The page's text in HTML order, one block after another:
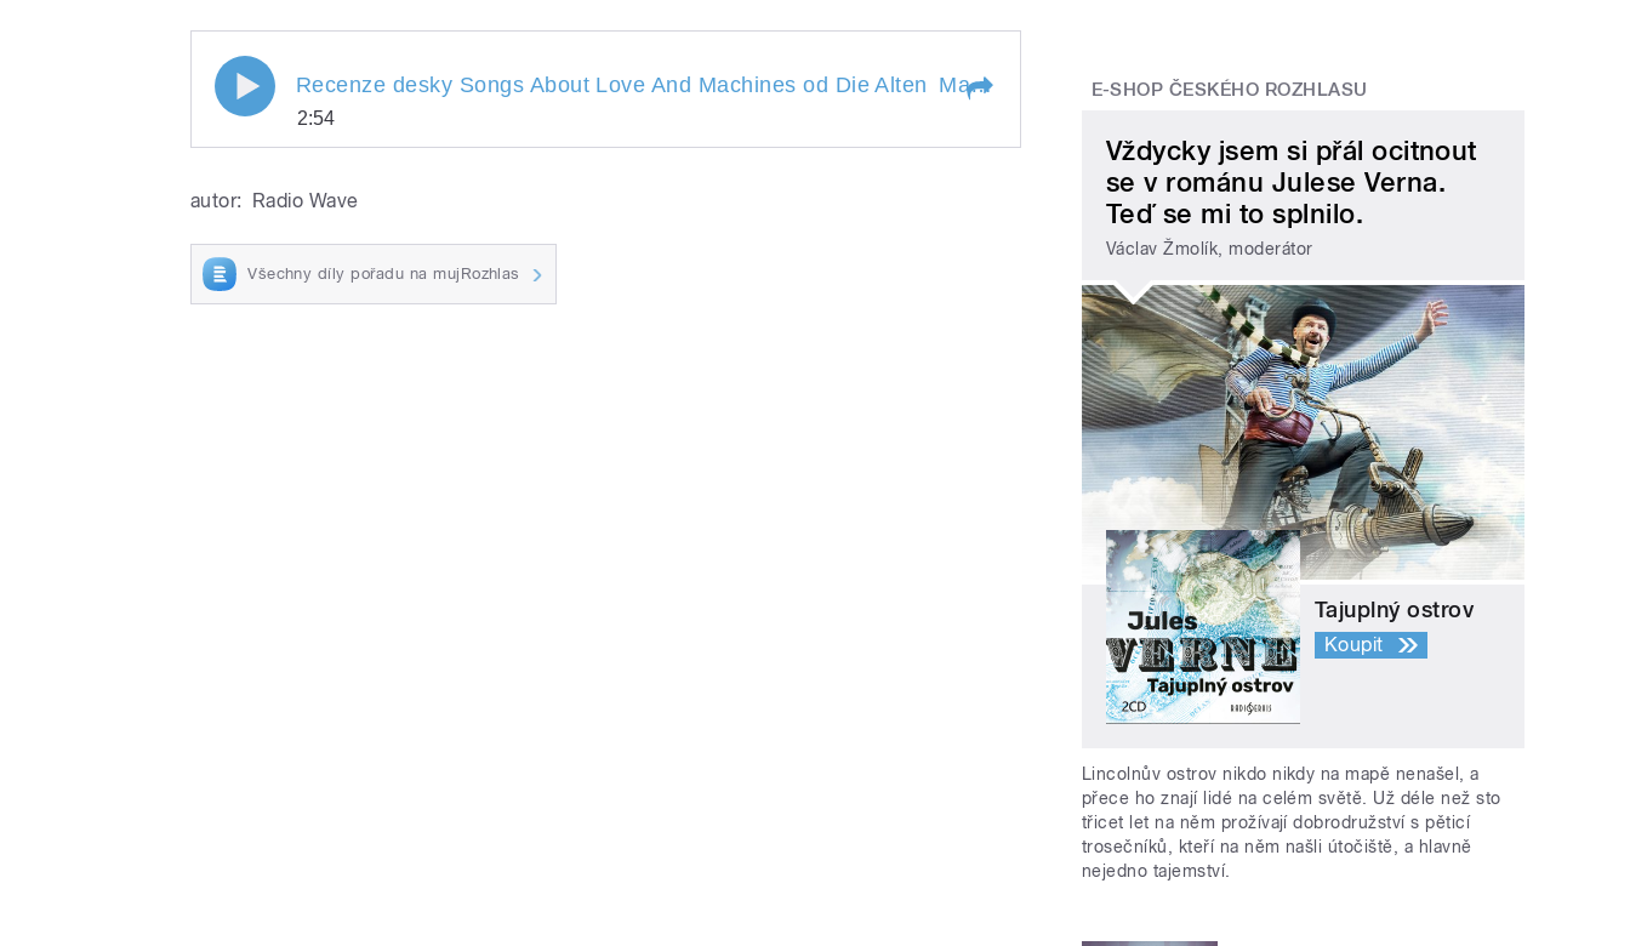
pause
/
Recenze desky Songs About Love And Machines od Die Alten
Maschinen II.
Recenze desky Songs About Love And Machines od Die Alten Maschinen II. " style="">Recenze desky Songs About Love And
2:54
Machines od Die Alten
autor: Radio Wave
Všechny díly pořadu na mujRozhlas
E-SHOP ČESKÉHO ROZHLASU
Vždycky jsem si přál ocitnout
se v románu Julese Verna.
Teď se mi to splnilo.
Václav Žmolík, moderátor
Tajuplný ostrov
Koupit
Lincolnův ostrov nikdo nikdy na mapě nenašel, a
přece ho znají lidé na celém světě. Už déle než sto
třicet let na něm prožívají dobrodružství s pěticí
trosečníků, kteří na něm našli útočiště, a hlavně
nejedno tajemství.